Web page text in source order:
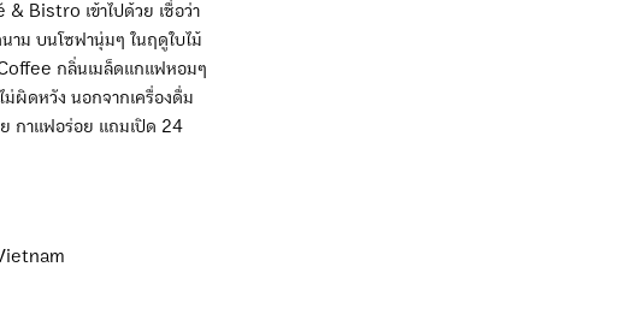
Bistro เข้าไปด้วย เชื่อว่า
ม บนโซฟานุ่มๆ ในฤดูใบไม้
Coffee กลิ่นเมล็ดแกแฟหอมๆ
ม่ผิดหวัง นอกจากเครื่องดื่ม
ย กาแฟอร่อย แถมเปิด 24